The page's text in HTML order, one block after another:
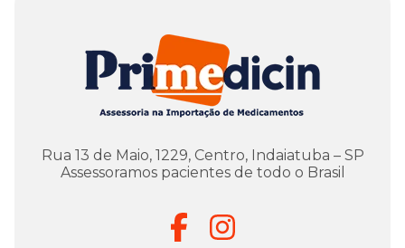
Rua 13 de Maio, 1229, Centro, Indaiatuba – SP
Assessoramos pacientes de todo o Brasil